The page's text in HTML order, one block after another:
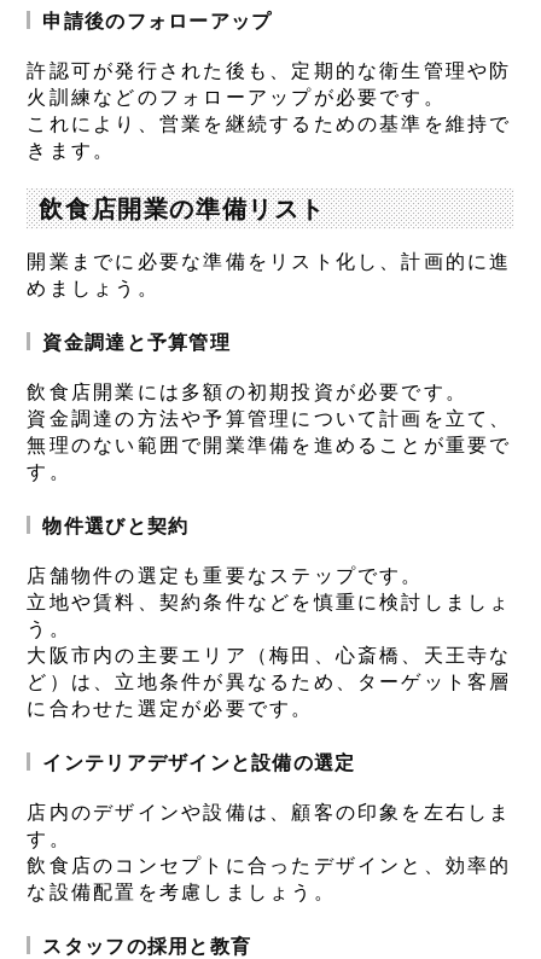
申請後のフォローアップ
許認可が発行された後も、定期的な衛生管理や防
火訓練などのフォローアップが必要です。
これにより、営業を継続するための基準を維持で
きます。
飲食店開業の準備リスト
開業までに必要な準備をリスト化し、計画的に進
めましょう。
資金調達と予算管理
飲食店開業には多額の初期投資が必要です。
資金調達の方法や予算管理について計画を立て、
無理のない範囲で開業準備を進めることが重要で
す。
物件選びと契約
店舗物件の選定も重要なステップです。
立地や賃料、契約条件などを慎重に検討しましょ
う。
大阪市内の主要エリア（梅田、心斎橋、天王寺な
ど）は、立地条件が異なるため、ターゲット客層
に合わせた選定が必要です。
インテリアデザインと設備の選定
店内のデザインや設備は、顧客の印象を左右しま
す。
飲食店のコンセプトに合ったデザインと、効率的
な設備配置を考慮しましょう。
スタッフの採用と教育